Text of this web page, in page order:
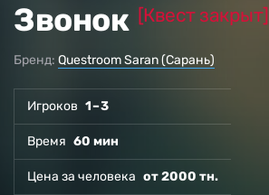
Звонок [Квест закрыт]
Бренд: Questroom Saran (Сарань)
Игроков 1 – 3
Время 60 мин
Цена за человека от 2000 тн.